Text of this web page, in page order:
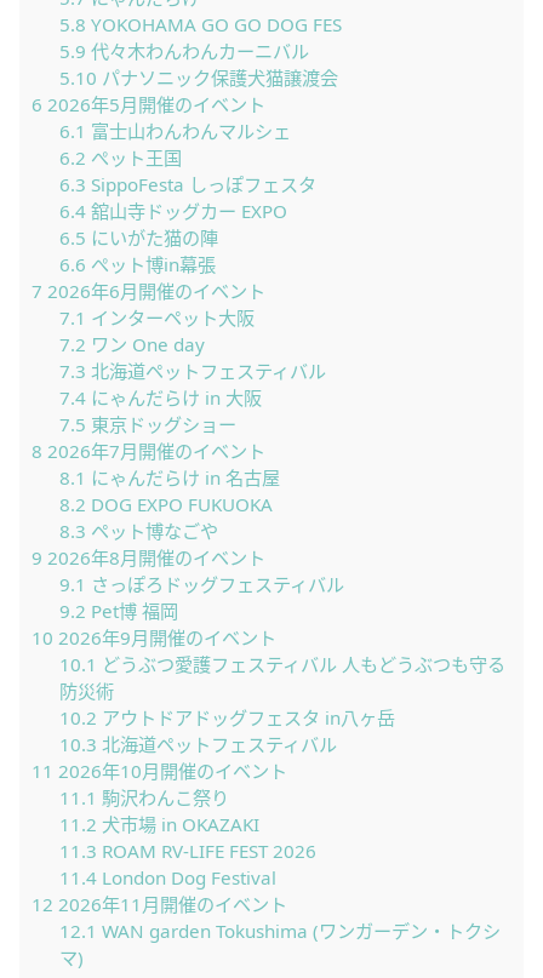
5.8 YOKOHAMA GO GO DOG FES
5.9 代々木わんわんカーニバル
5.10 パナソニック保護犬猫譲渡会
6 2026年5月開催のイベント
6.1 富士山わんわんマルシェ
6.2 ぺット王国
6.3 SippoFesta しっぽフェスタ
6.4舘山寺ドッグカー EXPO
6.5 にいがた猫の陣
6.6 ぺット博in幕張
7 2026年6月開催のイベント
7.1 インターペット大阪
7.2 ワン One day
7.3 北海道ペットフェスティバル
7.4にゃんだらけ in 大阪
7.5 東京ドッグショー
8 2026年7月開催のイベント
8.1 にゃんだらけ in 名古屋
8.2 DOG EXPO FUKUOKA
8.3 ペット博なごや
9 2026年8月開催のイベント
9.1 さっぽろドッグフェスティバル
9.2 Pet博 福岡
10 2026年9月開催のイベント
10.1 どうぶつ愛護フェスティバル 人もどうぶつも守る
防災術
10.2 アウトドアドッグフェスタ in八ヶ岳
10.3 北海道ペットフェスティバル
11 2026年10月開催のイベント
11.1 駒沢わんこ祭り
11.2 犬市場 in OKAZAKI
11.3 ROAM RV-LIFE FEST 2026
11.4London Dog Festival
12 2026年11月開催のイベント
12.1 WAN garden Tokushima (ワンガーデン・トクシ
マ)